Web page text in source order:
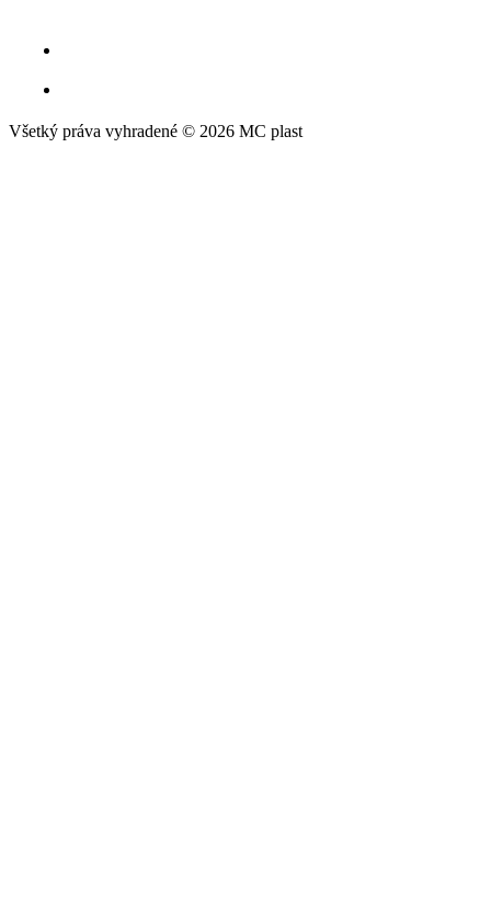
Všetký práva vyhradené © 2026 MC plast